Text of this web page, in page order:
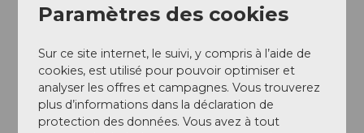
Avec les CFF jusqu'à la gare de Kriens, Mattenhof, puis
en bus jusqu'aux remontées mécaniques du Pilate.
Auteur(e)
Luzern Tourismus
Organisation
Paramètres des cookies
Sur ce site internet, le suivi, y compris à l’aide de
cookies, est utilisé pour pouvoir optimiser et
analyser les offres et campagnes. Vous trouverez
plus d’informations dans la déclaration de
protection des données. Vous avez à tout